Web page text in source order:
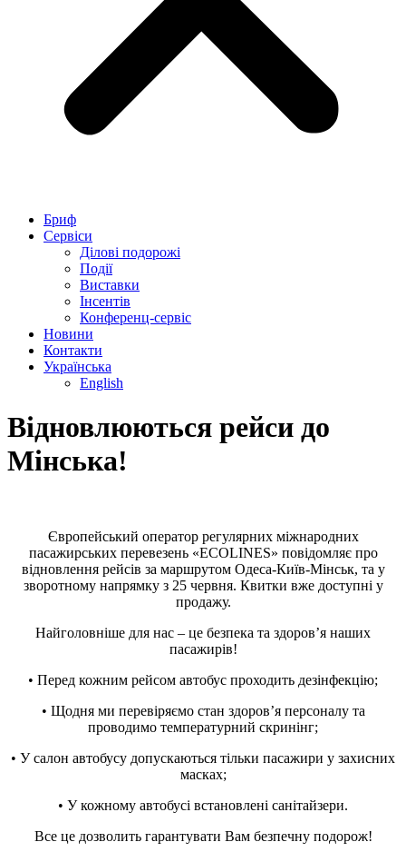
Бриф
Сервіси
Ділові подорожі
Події
Виставки
Інсентів
Конференц-сервіс
Новини
Контакти
Українська
English
Відновлюються рейси до
Мінська!
Європейський оператор регулярних міжнародних
пасажирських перевезень «ECOLINES» повідомляє про
відновлення рейсів за маршрутом Одеса-Київ-Мінськ, та у
зворотному напрямку з 25 червня. Квитки вже доступні у
продажу.
Найголовніше для нас – це безпека та здоров’я наших
пасажирів!
• Перед кожним рейсом автобус проходить дезінфекцію;
• Щодня ми перевіряємо стан здоров’я персоналу та
проводимо температурний скринінг;
• У салон автобусу допускаються тільки пасажири у захисних
масках;
• У кожному автобусі встановлені санітайзери.
Все це дозволить гарантувати Вам безпечну подорож!